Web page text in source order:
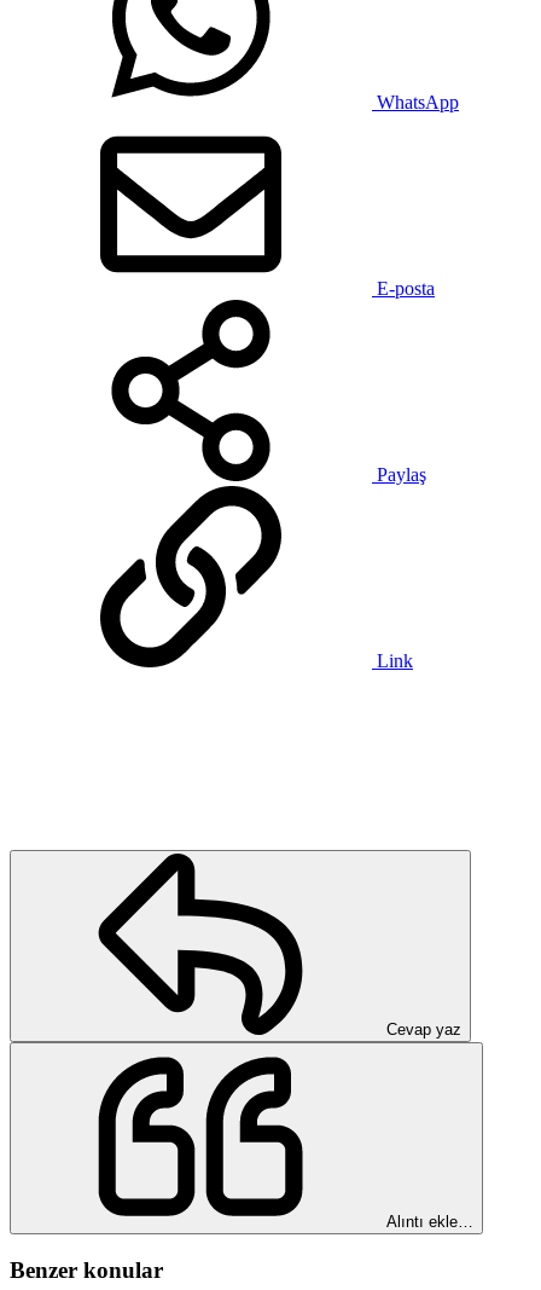
WhatsApp
E-posta
Paylaş
Link
Cevap yaz
Alıntı ekle…
Benzer konular